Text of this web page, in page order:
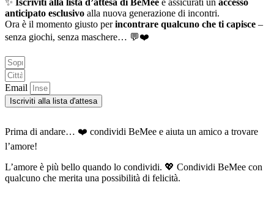
✨ Iscriviti alla lista d’attesa di BeMee e assicurati un accesso
anticipato esclusivo alla nuova generazione di incontri.
Ora è il momento giusto perincontrare qualcuno che ti capisce –
senza giochi, senza maschere… 💬❤️
Email
Iscriviti alla lista d'attesa
Prima di andare… ❤️ condividi BeMee e aiuta un amico a trovare
l’amore!
L’amore è più bello quando lo condividi. 💖 Condividi BeMee con
qualcuno che merita una possibilità di felicità.